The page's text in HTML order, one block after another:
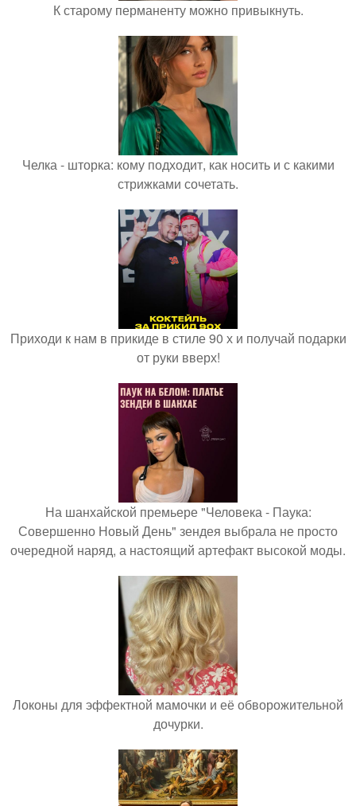
К старому перманенту можно привыкнуть.
Челка - шторка: кому подходит, как носить и с какими
стрижками сочетать.
Приходи к нам в прикиде в стиле 90 х и получай подарки
от руки вверх!
На шанхайской премьере "Человека - Паука:
Совершенно Новый День" зендея выбрала не просто
очередной наряд, а настоящий артефакт высокой моды.
Локоны для эффектной мамочки и её обворожительной
дочурки.